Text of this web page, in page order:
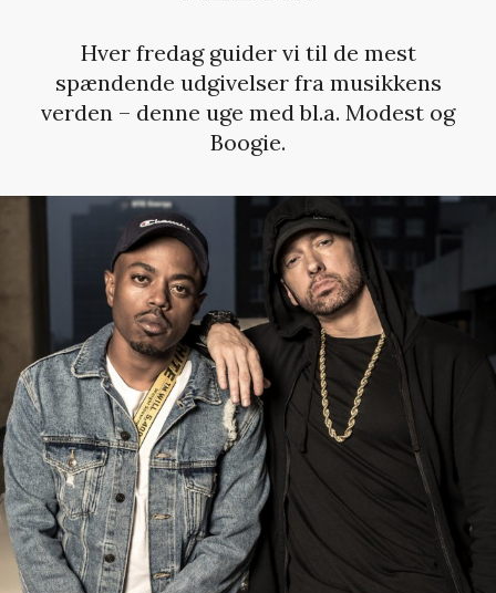
Hver fredag guider vi til de mest
spændende udgivelser fra musikkens
verden – denne uge med bl.a. Modest og
Boogie.